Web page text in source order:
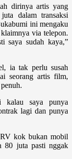
dirinya artis yang
dalam tran­saksi
ini mengaku
via telepon.
saya sudah kaya,”
ia tak perlu susah
seorang artis film,
kalau saya punya
lagi dan punya
kok bukan mobil
80 juta pasti nggak